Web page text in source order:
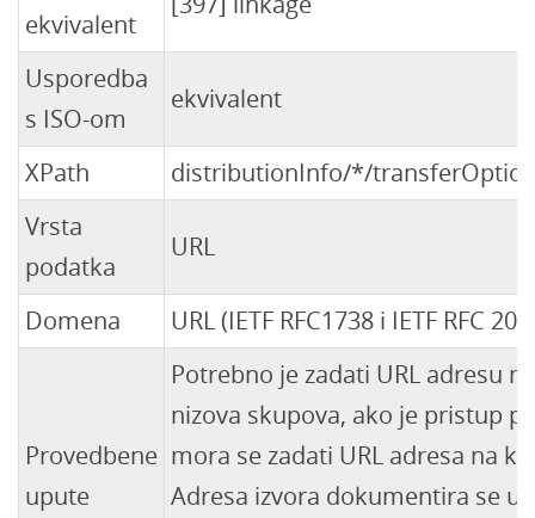
ekvivalent
Usporedba
s ISO-om
ekvivalent
XPath
distributionInfo/*/
Vrsta
podatka
URL
Domena URL (IETF RFC1738 i IETF RFC
Provedbene
upute
Potrebno je zadati URL adresu
nizova skupova, ako je pristup
mora se zadati URL adresa na
Adresa izvora dokumentira se u